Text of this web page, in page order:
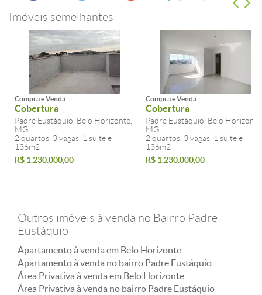
Imóveis semelhantes
Compra e Venda
Cobertura
Padre Eustáquio, Belo Horizonte,
MG
2 quartos, 3 vagas, 1 suite e
136m2
R$ 1.230.000,00
Compra e Venda
Cobertura
Padre Eustáquio, Belo
MG
2 quartos, 3 vagas, 1 suite e
136m2
R$ 1.230.000,00
Outros imóveis à venda no Bairro Padre
Eustáquio
Apartamento à venda em Belo Horizonte
Apartamento à venda no bairro Padre Eustáquio
Área Privativa à venda em Belo Horizonte
Área Privativa à venda no bairro Padre Eustáquio